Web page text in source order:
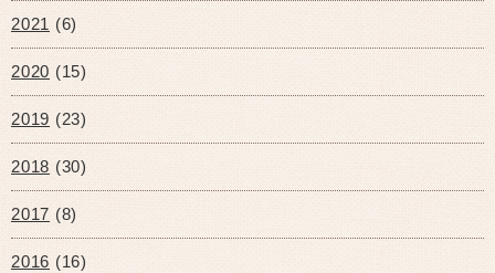
2021 (6)
2020 (15)
2019 (23)
2018 (30)
2017 (8)
2016 (16)